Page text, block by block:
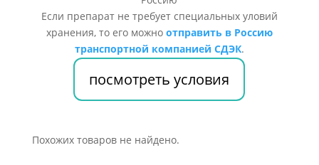
Если препарат не требует специальных уловий
хранения, то его можно отправить в Россию
транспортной компанией СДЭК.
посмотреть условия
Похожих товаров не найдено.